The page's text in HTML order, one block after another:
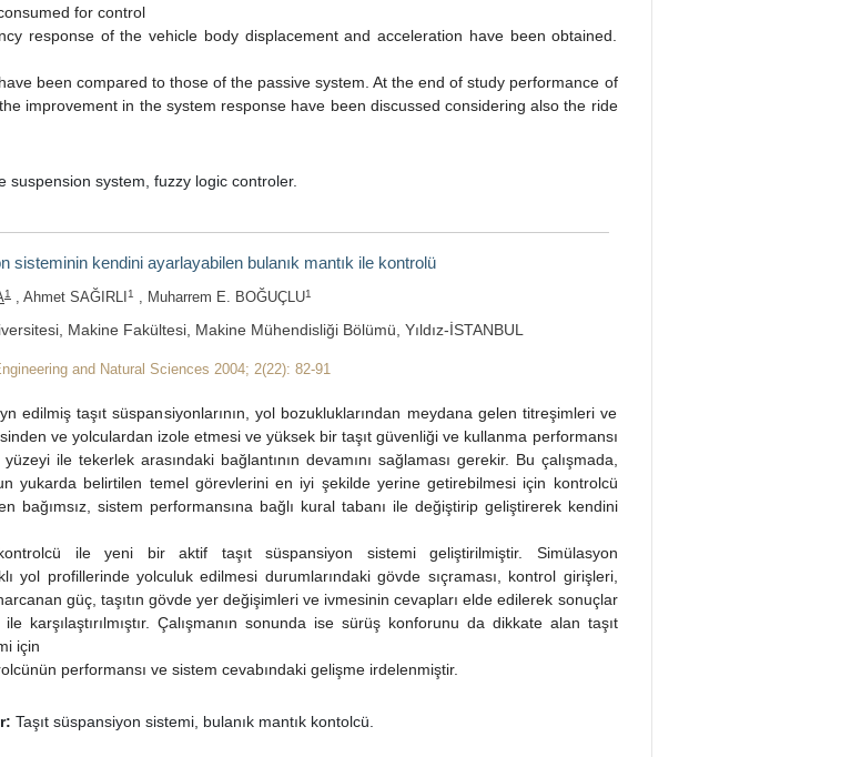
for control
response of the vehicle body displacement and acceleration have been obtained.
been compared to those of the passive system. At the end of study performance of
improvement in the system response have been discussed considering also the ride
suspension system, fuzzy logic controler.
sisteminin kendini ayarlayabilen bulanık mantık ile kontrolü
1 , Ahmet SAĞIRLI 1 , Muharrem E. BOĞUÇLU1
Makine Fakültesi, Makine Mühendisliği Bölümü, Yıldız-İSTANBUL
and Natural Sciences 2004; 2(22): 82-91
edilmiş taşıt süspansiyonlarının, yol bozukluklarından meydana gelen titreşimleri ve
ve yolculardan izole etmesi ve yüksek bir taşıt güvenliği ve kullanma performansı
ile tekerlek arasındaki bağlantının devamını sağlaması gerekir. Bu çalışmada,
yukarda belirtilen temel görevlerini en iyi şekilde yerine getirebilmesi için kontrolcü
bağımsız, sistem performansına bağlı kural tabanı ile değiştirip geliştirerek kendini
ile yeni bir aktif taşıt süspansiyon sistemi geliştirilmiştir. Simülasyon
yol profillerinde yolculuk edilmesi durumlarındaki gövde sıçraması, kontrol girişleri,
güç, taşıtın gövde yer değişimleri ve ivmesinin cevapları elde edilerek sonuçlar
karşılaştırılmıştır. Çalışmanın sonunda ise sürüş konforunu da dikkate alan taşıt
için
performansı ve sistem cevabındaki gelişme irdelenmiştir.
Taşıt süspansiyon sistemi, bulanık mantık kontolcü.